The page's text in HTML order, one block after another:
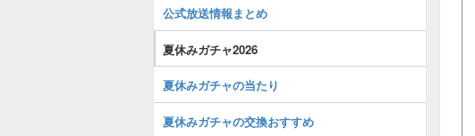
公式放送情報まとめ
夏休みガチャ2026
夏休みガチャの当たり
夏休みガチャの交換おすすめ